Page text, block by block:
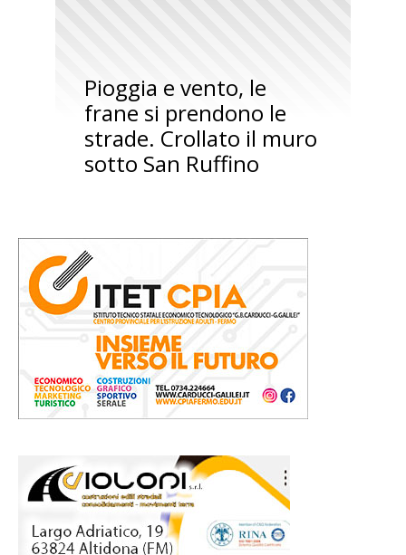
Pioggia e vento, le
frane si prendono le
strade. Crollato il muro
sotto San Ruffino